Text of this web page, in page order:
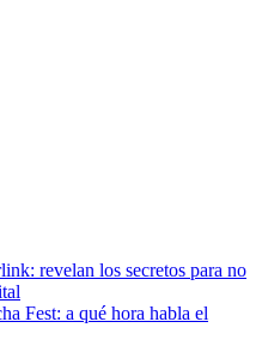
revelan los secretos para no
Fest: a qué hora habla el